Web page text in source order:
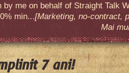
by me on behalf of Straight Talk
min...[Marketing, no-contract,
Mai
7 ani!